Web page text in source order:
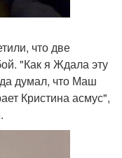
что две
"Как я Ждала эту
думал, что Маш
Кристина асмус",